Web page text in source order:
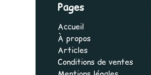
Pages
Accueil
À propos
Articles
Conditions de ventes